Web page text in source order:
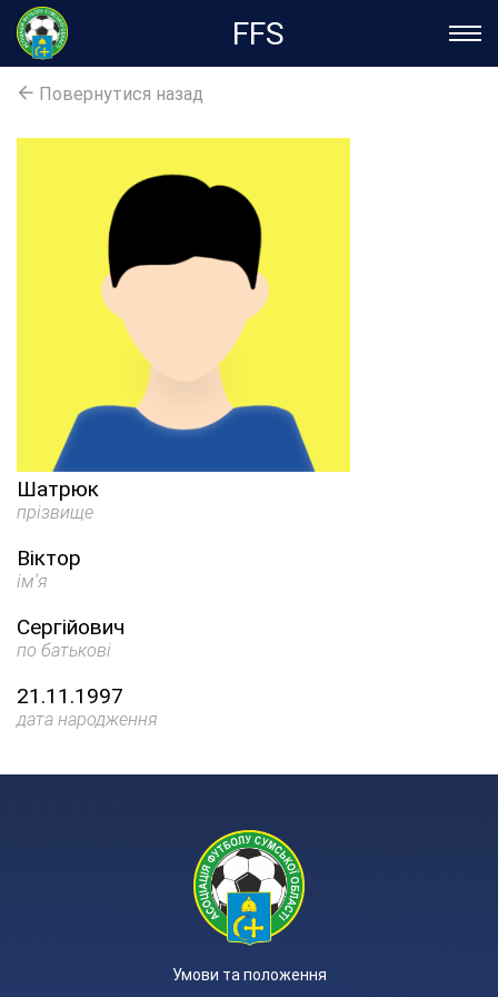
FFS
Повернутися назад
Шатрюк
прізвище
Віктор
ім'я
Сергійович
по батькові
21.11.1997
дата народження
Умови та положення